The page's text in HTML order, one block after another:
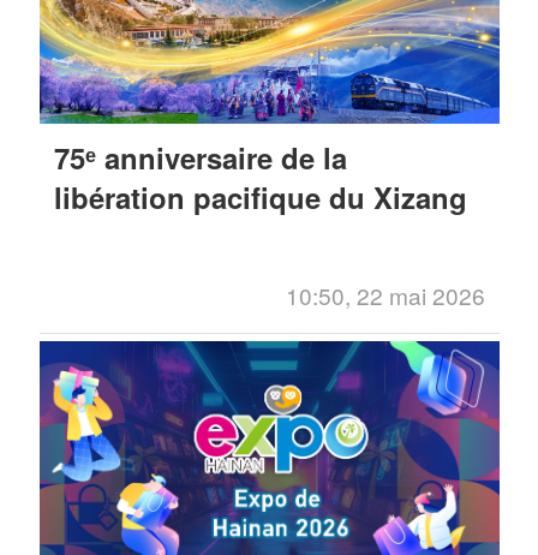
75ᵉ anniversaire de la
libération pacifique du Xizang
10:50, 22 mai 2026